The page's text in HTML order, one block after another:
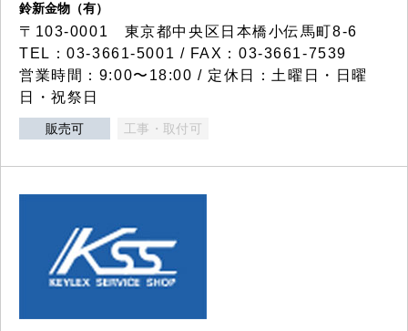
鈴新金物（有）
〒103-0001 東京都中央区日本橋小伝馬町8-6
TEL：03-3661-5001 / FAX：03-3661-7539
営業時間：9:00〜18:00 / 定休日：土曜日・日曜
日・祝祭日
販売可 工事・取付可